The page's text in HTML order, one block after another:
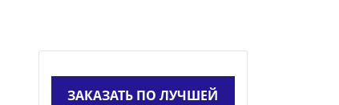
ЗАКАЗАТЬ ПО ЛУЧШЕЙ